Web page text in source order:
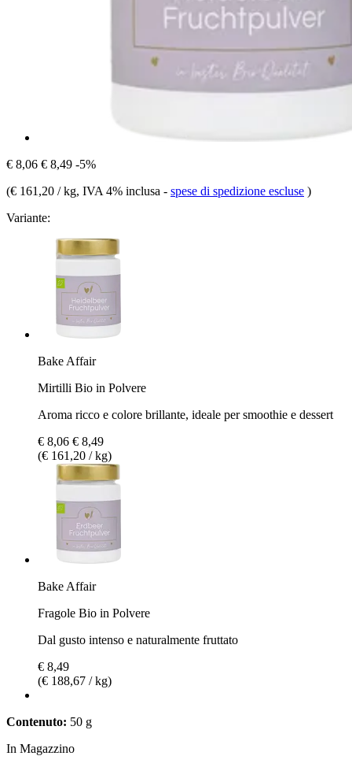
€ 8,06 € 8,49 -5%
(€ 161,20 / kg, IVA 4% inclusa - spese di spedizione escluse )
Variante:
Bake Affair
Mirtilli Bio in Polvere
Aroma ricco e colore brillante, ideale per smoothie e dessert
€ 8,06 € 8,49
(€ 161,20 / kg)
Bake Affair
Fragole Bio in Polvere
Dal gusto intenso e naturalmente fruttato
€ 8,49
(€ 188,67 / kg)
Contenuto: 50 g
In Magazzino